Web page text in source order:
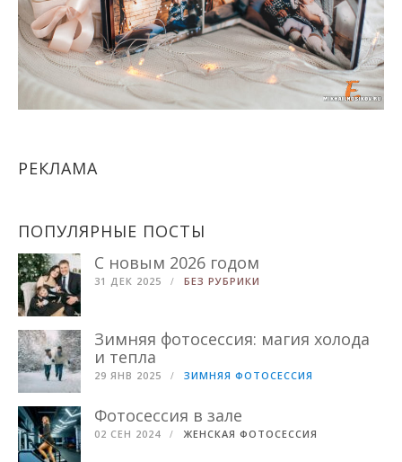
РЕКЛАМА
ПОПУЛЯРНЫЕ ПОСТЫ
С новым 2026 годом
31 ДЕК 2025 БЕЗ РУБРИКИ
Зимняя фотосессия: магия холода
и тепла
29 ЯНВ 2025 ЗИМНЯЯ ФОТОСЕССИЯ
Фотосессия в зале
02 СЕН 2024 ЖЕНСКАЯ ФОТОСЕССИЯ